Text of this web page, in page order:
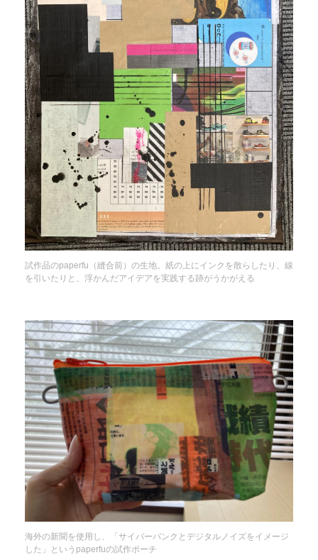
試作品のpaperfu（縫合前）の生地。紙の上にインクを散らしたり、線
を引いたりと、浮かんだアイデアを実践する跡がうかがえる
海外の新聞を使用し、「サイバーパンクとデジタルノイズをイメージ
した」というpaperfuの試作ポーチ